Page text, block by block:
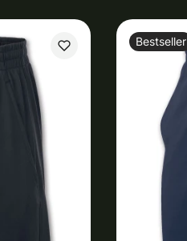
Bestseller